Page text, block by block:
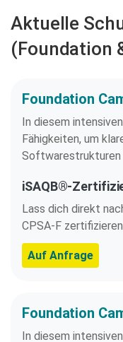
Aktuelle
(Foundation
Foundation
In diesem
Fähigkeiten, um
Softwarestrukturen
iSAQB®-
Lass dich direkt
CPSA-F
Auf Anfrage
Foundation
In diesem